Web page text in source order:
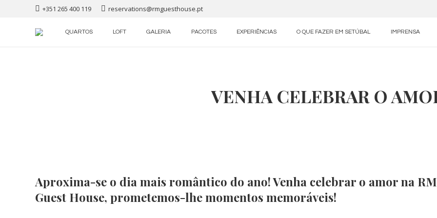
+351 265 400 119 reservations@rmguesthouse.pt
QUARTOS LOFT GALERIA PACOTES EXPERIÊNCIAS O QUE FAZER EM SETÚBAL IMPRENSA
VENHA CELEBRAR O
Aproxima-se o dia mais romântico do ano! Venha celebrar o amor na RM
Guest House, prometemos-lhe momentos memoráveis!